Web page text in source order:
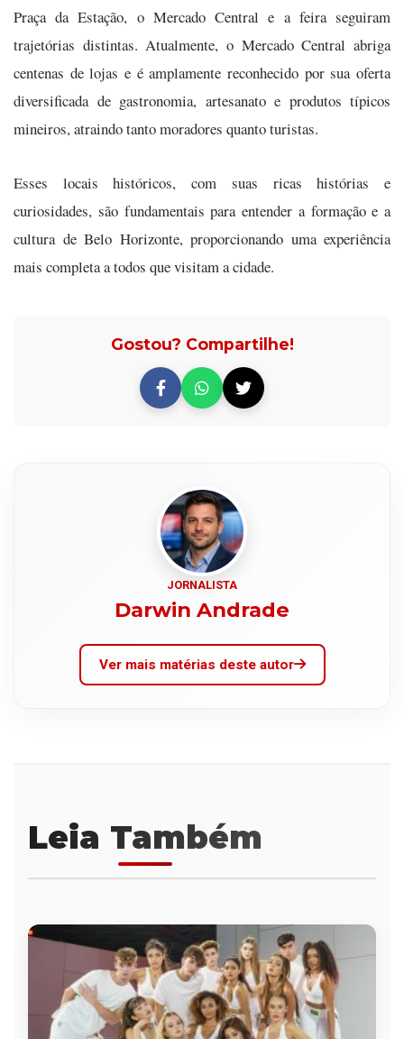
Praça da Estação, o Mercado Central e a feira seguiram
trajetórias distintas. Atualmente, o Mercado Central abriga
centenas de lojas e é amplamente reconhecido por sua oferta
diversificada de gastronomia, artesanato e produtos típicos
mineiros, atraindo tanto moradores quanto turistas.
Esses locais históricos, com suas ricas histórias e
curiosidades, são fundamentais para entender a formação e a
cultura de Belo Horizonte, proporcionando uma experiência
mais completa a todos que visitam a cidade.
Gostou? Compartilhe!
JORNALISTA
Darwin Andrade
Ver mais matérias deste autor
Leia Também